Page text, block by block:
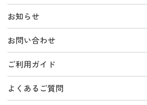
お知らせ
お問い合わせ
ご利用ガイド
よくあるご質問